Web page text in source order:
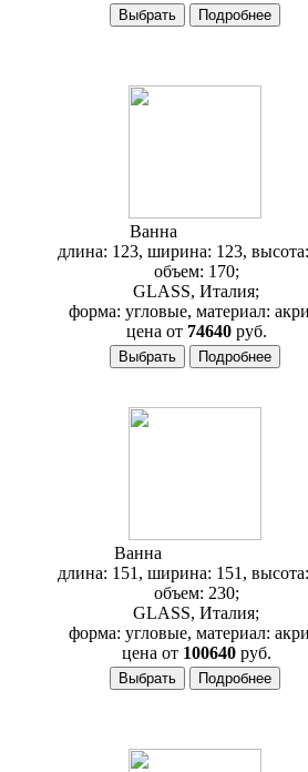
Ванна
длина: 123, ширина: 123,
объем: 170;
GLASS, Италия;
форма: угловые, материал:
цена от74640 руб.
Ванна
длина: 151, ширина: 151,
объем: 230;
GLASS, Италия;
форма: угловые, материал:
цена от100640 руб.